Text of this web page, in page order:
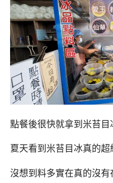
點餐後很快就拿到米苔目
夏天看到米苔目冰真的超
沒想到料多實在真的沒